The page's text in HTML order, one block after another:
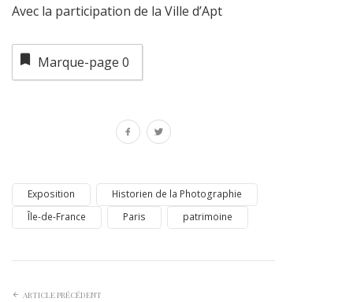
Avec la participation de la Ville d’Apt
Marque-page 0
Exposition
Historien de la Photographie
Île-de-France
Paris patrimoine
ARTICLE PRÉCÉDENT